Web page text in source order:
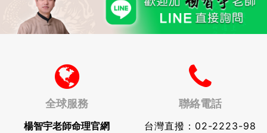
全球服務
楊智宇老師命理官網
聯絡電話
台灣直撥： 02-2223-98